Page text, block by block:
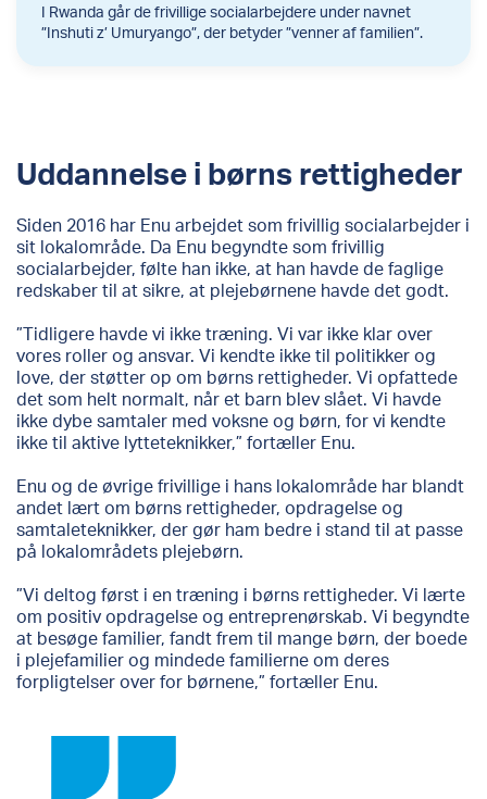
I Rwanda går de frivillige socialarbejdere under navnet
”Inshuti z’ Umuryango”, der betyder ”venner af familien”.
Uddannelse i børns rettigheder
Siden 2016 har Enu arbejdet som frivillig socialarbejder i
sit lokalområde. Da Enu begyndte som frivillig
socialarbejder, følte han ikke, at han havde de faglige
redskaber til at sikre, at plejebørnene havde det godt.
”Tidligere havde vi ikke træning. Vi var ikke klar over
vores roller og ansvar. Vi kendte ikke til politikker og
love, der støtter op om børns rettigheder. Vi opfattede
det som helt normalt, når et barn blev slået. Vi havde
ikke dybe samtaler med voksne og børn, for vi kendte
ikke til aktive lytteteknikker,” fortæller Enu.
Enu og de øvrige frivillige i hans lokalområde har blandt
andet lært om børns rettigheder, opdragelse og
samtaleteknikker, der gør ham bedre i stand til at passe
på lokalområdets plejebørn.
”Vi deltog først i en træning i børns rettigheder. Vi lærte
om positiv opdragelse og entreprenørskab. Vi begyndte
at besøge familier, fandt frem til mange børn, der boede
i plejefamilier og mindede familierne om deres
forpligtelser over for børnene,” fortæller Enu.